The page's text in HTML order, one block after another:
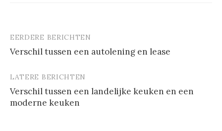
Berichtnavigatie
EERDERE BERICHTEN
Verschil tussen een autolening en lease
LATERE BERICHTEN
Verschil tussen een landelijke keuken en een
moderne keuken